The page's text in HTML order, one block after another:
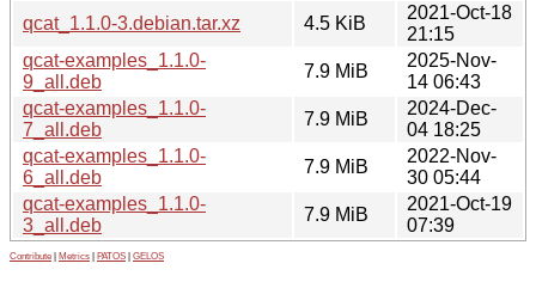
qcat_1.1.0-3.debian.tar.xz
4.5 KiB
2021-Oct-18
21:15
qcat-examples_1.1.0-
9_all.deb
7.9 MiB
2025-Nov-
14 06:43
qcat-examples_1.1.0-
7_all.deb
7.9 MiB
2024-Dec-
04 18:25
qcat-examples_1.1.0-
6_all.deb
7.9 MiB
2022-Nov-
30 05:44
qcat-examples_1.1.0-
3_all.deb
7.9 MiB
2021-Oct-19
07:39
Contribute Metrics PATOS GELOS